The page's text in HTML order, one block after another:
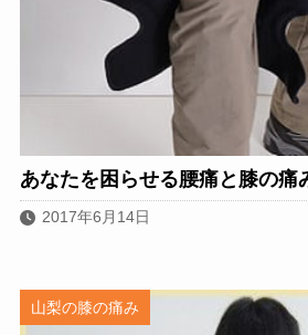
あなたを困らせる腰痛と膝の痛
2017年6月14日
山梨の膝の痛み